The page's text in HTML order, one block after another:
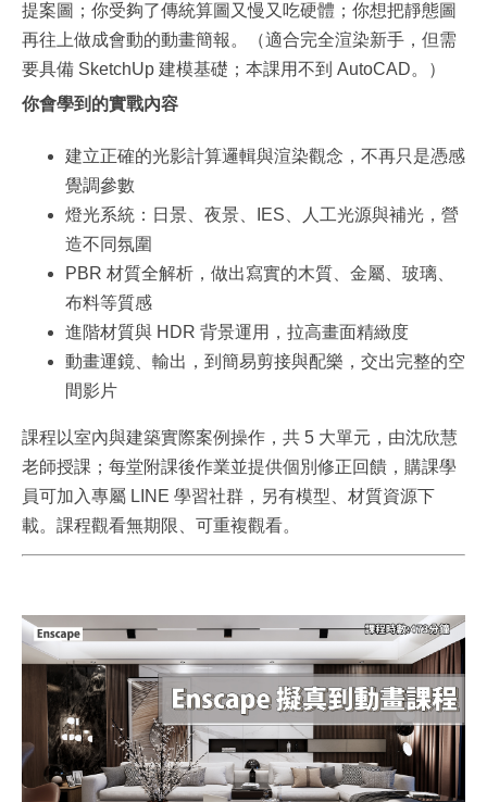
提案圖；你受夠了傳統算圖又慢 又吃硬體； 你想把靜態圖
再往上做成會動的動畫簡報。（適合完全渲染新手，但需
要具備 SketchUp 建模基礎；本課用不到 AutoCAD。）
你會學到的實戰內容
建立正確的光影計算邏輯與渲染觀念，不再只是憑感
覺調參數
燈光系統：日景、夜景、IES、人工光源與補光，營
造不同氛圍
PBR 材質全解析，做出寫實的木質、金屬、玻璃、
布料等質感
進階材質與 HDR 背景運用，拉高畫面精緻度
動畫運鏡、輸出，到簡易剪接與配樂，交出完整的空
間影片
課程以室內與建築實際案例操作，共 5 大單元，由沈欣慧
老師授課；每堂附課後作業並提供個別修正回饋，購課學
員可加入專屬 LINE 學習社群，另有模型、材質資源下
載。課程觀看無期限、可重複觀看。